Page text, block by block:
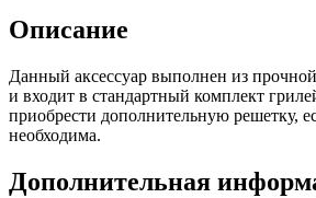
для
EGG
Big
Green
Egg
Описание
Данный аксессуар выполнен из
и входит в стандартный комплект
приобрести дополнительную решетку,
необходима.
Дополнительная